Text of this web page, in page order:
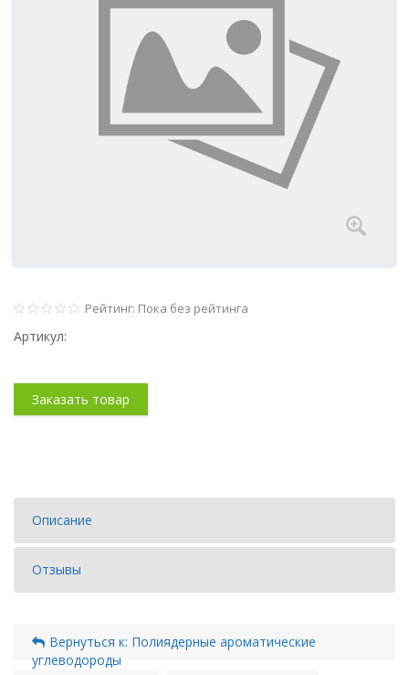
Рейтинг: Пока без рейтинга
Артикул:
Заказать товар
Описание
Отзывы
Вернуться к: Полиядерные ароматические
углеводороды